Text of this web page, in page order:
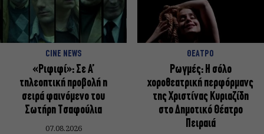
CINE NEWS
«Ριφιφί»: Σε Α’
τηλεοπτική προβολή η
σειρά φαινόμενο του
Σωτήρη Τσαφούλια
07.08.2026
ΘΕΑΤΡΟ
Ρωγμές: Η σόλο
χοροθεατρική περφόρμανς
της Χριστίνας Κυριαζίδη
στο Δημοτικό Θέατρο
Πειραιά